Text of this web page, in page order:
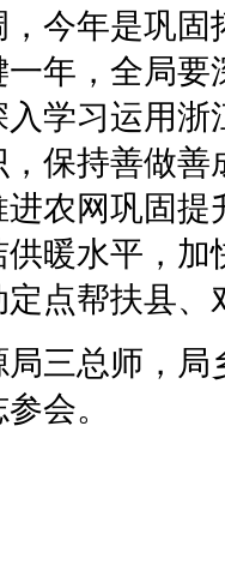
年是巩固
年，全局
学习运用浙
保持善做
农网巩固
暖水平，
点帮扶县
总师，局
会。